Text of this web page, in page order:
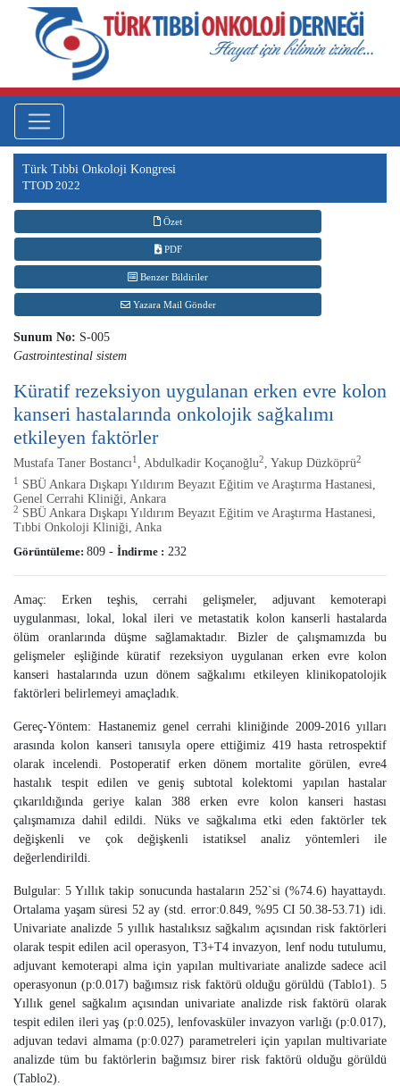
Türk Tıbbi Onkoloji Kongresi
TTOD 2022
Özet
PDF
Benzer Bildiriler
Yazara Mail Gönder
Sunum No: S-005
Gastrointestinal sistem
Küratif rezeksiyon uygulanan erken evre kolon
kanseri hastalarında onkolojik sağkalımı
etkileyen faktörler
Mustafa Taner Bostancı1 , Abdulkadir Koçanoğlu2 , Yakup Düzköprü2
1
SBÜ Ankara Dışkapı Yıldırım Beyazıt Eğitim ve Araştırma Hastanesi,
Genel Cerrahi Kliniği, Ankara
2 SBÜ Ankara Dışkapı Yıldırım Beyazıt Eğitim ve Araştırma Hastanesi,
Tıbbi Onkoloji Kliniği, Anka
Görüntüleme: 809 - İndirme : 232
Amaç: Erken teşhis, cerrahi gelişmeler, adjuvant kemoterapi
uygulanması, lokal, lokal ileri ve metastatik kolon kanserli hastalarda
ölüm oranlarında düşme sağlamaktadır. Bizler de çalışmamızda bu
gelişmeler eşliğinde küratif rezeksiyon uygulanan erken evre kolon
kanseri hastalarında uzun dönem sağkalımı etkileyen klinikopatolojik
faktörleri belirlemeyi amaçladık.
Gereç-Yöntem: Hastanemiz genel cerrahi kliniğinde 2009-2016 yılları
arasında kolon kanseri tanısıyla opere ettiğimiz 419 hasta retrospektif
olarak incelendi. Postoperatif erken dönem mortalite görülen, evre4
hastalık tespit edilen ve geniş subtotal kolektomi yapılan hastalar
çıkarıldığında geriye kalan 388 erken evre kolon kanseri hastası
çalışmamıza dahil edildi. Nüks ve sağkalıma etki eden faktörler tek
değişkenli ve çok değişkenli istatiksel analiz yöntemleri ile
değerlendirildi.
Bulgular: 5 Yıllık takip sonucunda hastaların 252`si (%74.6) hayattaydı.
Ortalama yaşam süresi 52 ay (std. error:0.849, %95 CI 50.38-53.71) idi.
Univariate analizde 5 yıllık hastalıksız sağkalım açısından risk faktörleri
olarak tespit edilen acil operasyon, T3+T4 invazyon, lenf nodu tutulumu,
adjuvant kemoterapi alma için yapılan multivariate analizde sadece acil
operasyonun (p:0.017) bağımsız risk faktörü olduğu görüldü (Tablo1). 5
Yıllık genel sağkalım açısından univariate analizde risk faktörü olarak
tespit edilen ileri yaş (p:0.025), lenfovasküler invazyon varlığı (p:0.017),
adjuvan tedavi almama (p:0.027) parametreleri için yapılan multivariate
analizde tüm bu faktörlerin bağımsız birer risk faktörü olduğu görüldü
(Tablo2).